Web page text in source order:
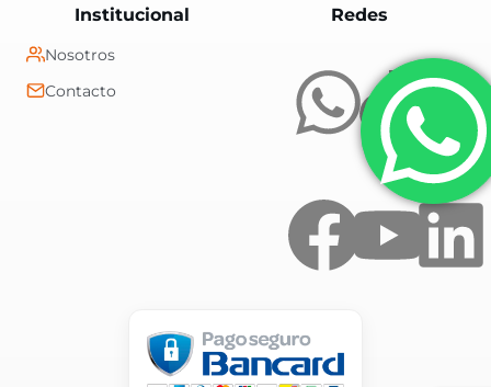
RedesCentral Shop es
Institucional
Nosotros
Contacto